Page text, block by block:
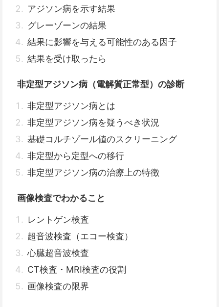
アジソン病を示す結果
グレーゾーンの結果
結果に影響を与える可能性のある因子
結果を受け取ったら
非定型アジソン病（電解質正常型）の診断
非定型アジソン病とは
非定型アジソン病を疑うべき状況
基礎コルチゾール値のスクリーニング
非定型から定型への移行
非定型アジソン病の治療上の特徴
画像検査でわかること
レントゲン検査
超音波検査（エコー検査）
心臓超音波検査
CT検査・MRI検査の役割
画像検査の限界